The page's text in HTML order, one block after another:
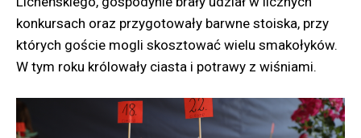
konkursach oraz przygotowały barwne stoiska, przy
których goście mogli skosztować wielu smakołyków.
W tym roku królowały ciasta i potrawy z wiśniami.